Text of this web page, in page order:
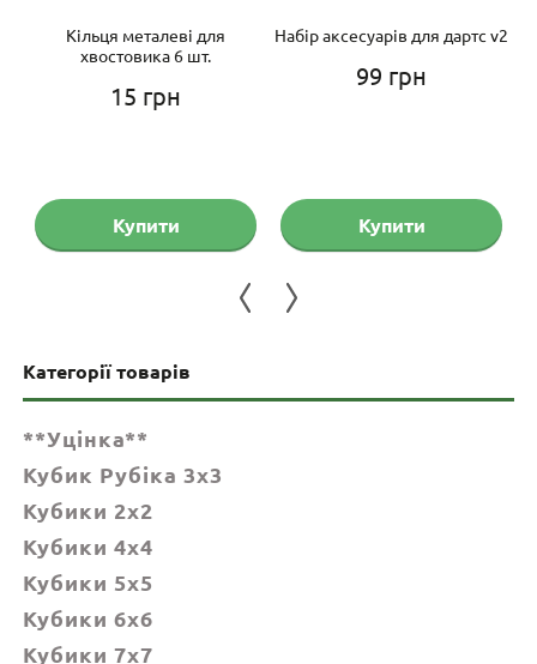
Кільця металеві для
хвостовика 6 шт.
15 грн
Купити
Набір аксесуарів для дартс v2
99 грн
Купити
Категорії товарів
**Уцінка**
Кубик Рубіка 3x3
Кубики 2x2
Кубики 4x4
Кубики 5x5
Кубики 6х6
Кубики 7х7